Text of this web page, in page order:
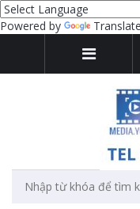
Powered by Translate